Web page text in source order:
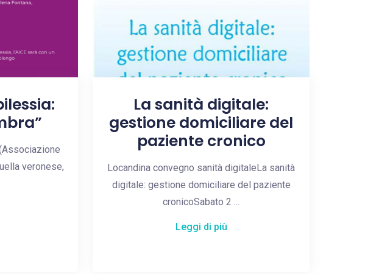
veronese,
La sanità digitale:
gestione domiciliare del
paziente cronico
Locandina convegno sanità digitaleLa sanità
digitale: gestione domiciliare del paziente
cronicoSabato 2 ...
Leggi di più